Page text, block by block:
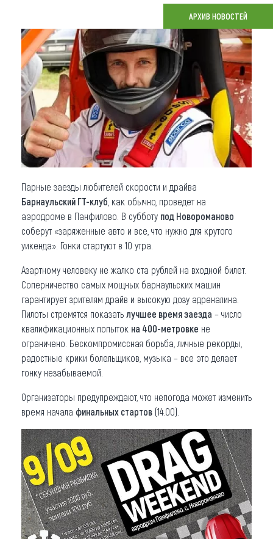
О регионе
Коллекция впечатлений
Другие рубрики
АРХИВ НОВОСТЕЙ
Парные заезды любителей скорости и драйва
Барнаульский ГТ-клуб , как обычно, проведет на
аэродроме в Панфилово. В субботу под Новороманово
соберут «заряженные авто и все, что нужно для крутого
уикенда». Гонки стартуют в 10 утра.
Азартному человеку не жалко ста рублей на входной билет.
Соперничество самых мощных барнаульских машин
гарантирует зрителям драйв и высокую дозу адреналина.
Пилоты стремятся показать лучшее время заезда – число
квалификационных попыток на 400-метровке не
ограничено. Бескомпромиссная борьба, личные рекорды,
радостные крики болельщиков, музыка – все это делает
гонку незабываемой.
Организаторы предупреждают, что непогода может изменить
время начала финальных стартов (14.00).